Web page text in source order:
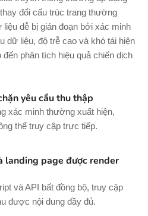
đổi cấu trúc trang thường
dễ bị gián đoạn bởi xác minh
dữ liệu, độ trễ cao và khó tái hiện
phân tích hiệu quả chiến dịch
yêu cầu thu thập
xác minh thường xuất hiện,
thể truy cập trực tiếp.
landing page được render
và API bất đồng bộ, truy cập
được nội dung đầy đủ.